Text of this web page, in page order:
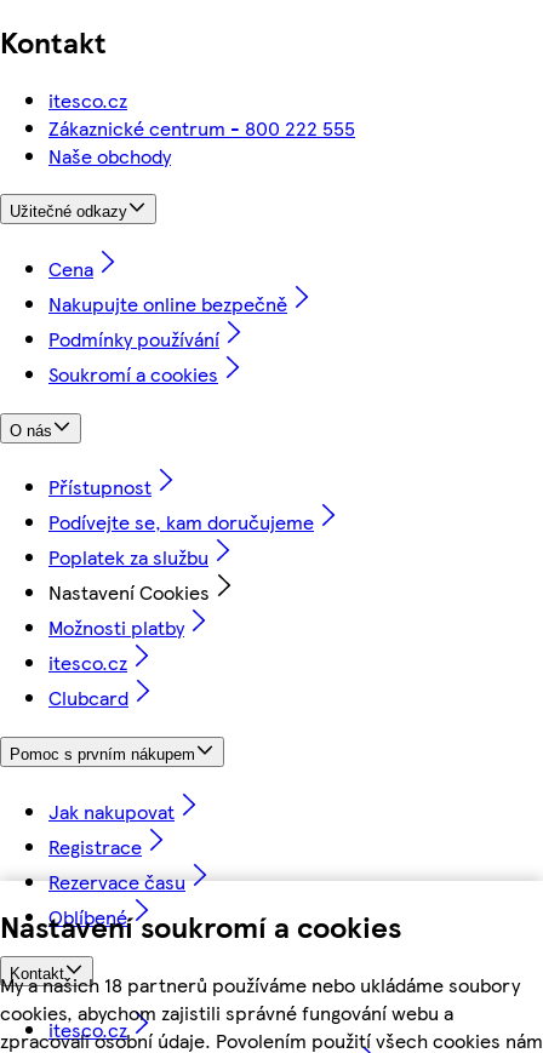
Nastavení soukromí a cookies
My a našich 18 partnerů používáme nebo ukládáme soubory
cookies, abychom zajistili správné fungování webu a
zpracovali osobní údaje. Povolením použití všech cookies nám
Kontakt
itesco.cz
Zákaznické centrum - 800 222 555
Naše obchody
Užitečné odkazy
Cena
Nakupujte online bezpečně
Podmínky používání
Soukromí a cookies
O nás
Přístupnost
Podívejte se, kam doručujeme
Poplatek za službu
Nastavení Cookies
Možnosti platby
itesco.cz
Clubcard
Pomoc s prvním nákupem
Jak nakupovat
Registrace
Rezervace času
Oblíbené
Kontakt
itesco.cz